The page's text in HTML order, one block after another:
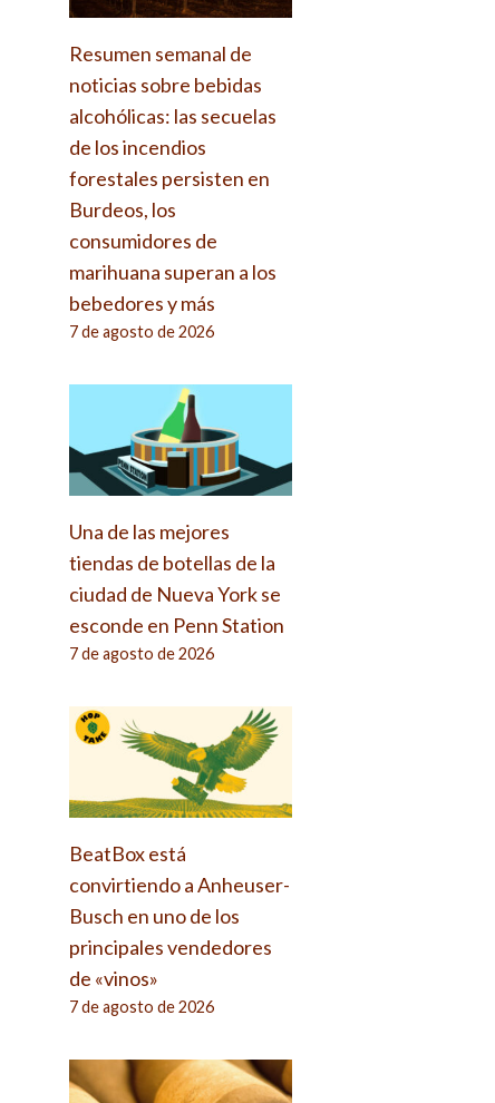
Resumen semanal de
noticias sobre bebidas
alcohólicas: las secuelas
de los incendios
forestales persisten en
Burdeos, los
consumidores de
marihuana superan a los
bebedores y más
7 de agosto de 2026
Una de las mejores
tiendas de botellas de la
ciudad de Nueva York se
esconde en Penn Station
7 de agosto de 2026
BeatBox está
convirtiendo a Anheuser-
Busch en uno de los
principales vendedores
de «vinos»
7 de agosto de 2026